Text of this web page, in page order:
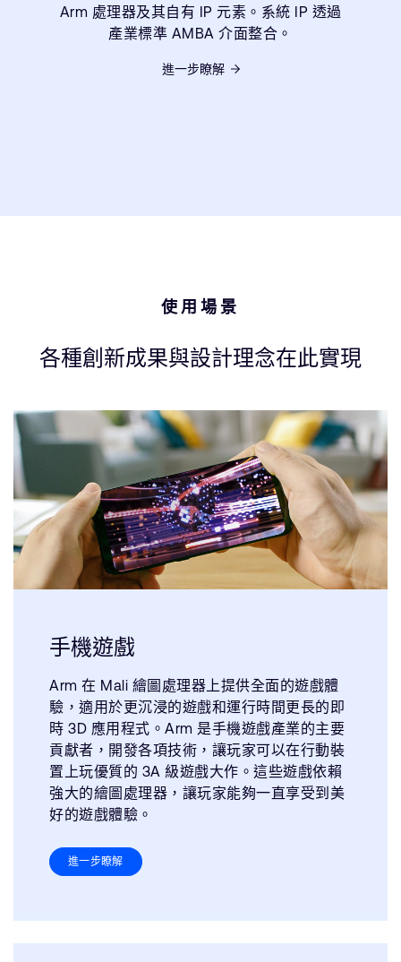
Arm 處理器及其自有 IP 元素。系統 IP 透過
產業標準 AMBA 介面整合。
進一步瞭解
使用場景
各種創新成果與設計理念在此實現
手機遊戲
Arm 在 Mali 繪圖處理器上提供全面的遊戲體
驗，適用於更沉浸的遊戲和運行時間更長的即
時 3D 應用程式。Arm 是手機遊戲產業的主要
貢獻者，開發各項技術，讓玩家可以在行動裝
置上玩優質的 3A 級遊戲大作。這些遊戲依賴
強大的繪圖處理器，讓玩家能夠一直享受到美
好的遊戲體驗。
進一步瞭解